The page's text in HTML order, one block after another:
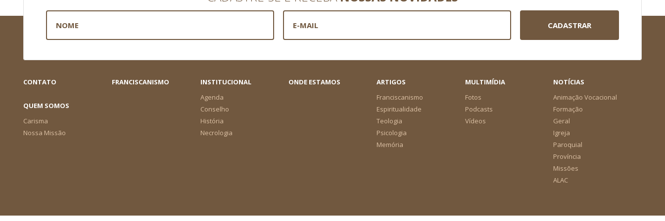
CADASTRAR
CONTATO FRANCISCANISMO
INSTITUCIONAL
Agenda
Conselho
História
Necrologia
ONDE ESTAMOS
ARTIGOS
Franciscanismo
Espiritualidade
Teologia
Psicologia
Memória
MULTIMÍDIA
Fotos
Podcasts
Vídeos
NOTÍCIAS
Animação Vocacional
Formação
Geral
Igreja
Paroquial
Província
Missões
ALAC
QUEM SOMOS
Carisma
Nossa Missão